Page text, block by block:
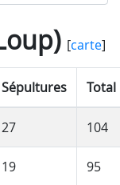
[carte]
Sépultures Total
27 104
19 95